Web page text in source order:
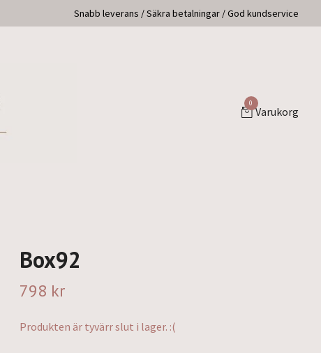
Snabb leverans / Säkra betalningar / God kundservice
0
Varukorg
Box92
798 kr
Produkten är tyvärr slut i lager. :(